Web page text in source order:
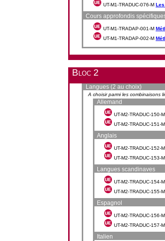
UT-M1-TRADUC-076-M
Cours approfondis
UT-M1-TRADAP-001-M
UT-M1-TRADAP-002-M
Bloc 2
Langues (2 au choix)
A choisir parmi les combinaisons
Allemand
UT-M2-TRADUC-150-M
UT-M2-TRADUC-151-M
Anglais
UT-M2-TRADUC-152-M
UT-M2-TRADUC-153-M
Langues scandinaves
UT-M2-TRADUC-154-M
UT-M2-TRADUC-155-M
Espagnol
UT-M2-TRADUC-156-M
UT-M2-TRADUC-157-M
Italien